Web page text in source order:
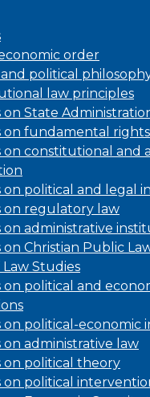
order
political
law principles
on State
on fundamental rights
on constitutional and
on political and legal
on regulatory law
on administrative
on Christian Public
Studies
on political and
on political-economic
on administrative law
on political theory
on political